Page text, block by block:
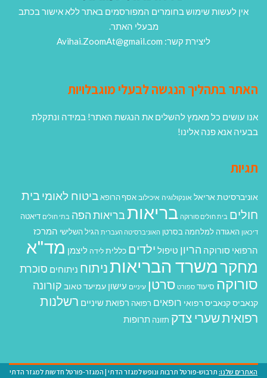
אין לעשות שימוש בחומרים המפורסמים באתר ללא אישור בכתב
מבעלי האתר.
ליצירת קשר: Avihai.ZoomAt@gmail.com
האתר בתהליך הנגשה לבעלי מוגבלויות
אנו עושים כל מאמץ להשלים את הנגשת האתר! במידה ונתקלת
בבעיה אנא פנה אלינו!
תגיות
אוניברסיטת אריאל אונקולוגיה איכילוב אסף הרופא ביטוח לאומיבית
חולים בית חולים סורוקה בריאות בריאות הפה בתי חולים דיאטה
דיכאון האגודה למלחמה בסרטן האוניברסיטה העברית הגיל השלישי המרכז
הרפואי סורוקה הריון טיפול ילדים כללית לידה ליצמן מד"א
מחקרמשרד הבריאות ניתוח ניתוחים סוכרת
סורוקה סיעוד ספורט סרטן עיניים עישון עמיעד טאוב קורונה
קנאביסקנאביס רפואי רופאים רפואה רפואת שיניים רשלנות
רפואיתשערי צדק תזונה תרופות
האתרים שלנו: תרבוש-פורטל תרבות ונופש למגזר הדתי | המגזר-פורטל חדשות למגזר הדתי